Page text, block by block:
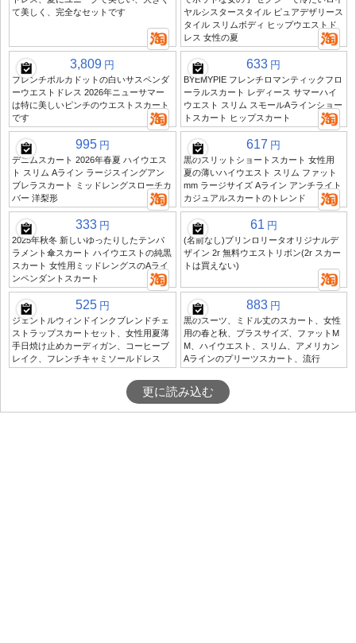
て美しく、完全なセットです
ヤルシスタースタイル ピュアデザリース
タイル スリムボディ ヒップウエストド
レス 女性の夏
3,809 円
フレンチポルカドットの白いサスペンダ
ーウエストドレス 2026年ニューサマー
は特に美しいピンチのウエストスカート
です
633 円
BYEMYPIE フレンチロマンティックフロ
ーラルスカート レディース サマーハイ
ウエスト スリム スモールAラインショー
トスカート ヒップスカート
995 円
デニムスカート 2026年春夏 ハイウエス
ト スリム Aライン ラージスイングアン
ブレラスカート ミッドレングスローチカ
バー 洋梨形
617 円
黒のスリットショートスカート 女性用
夏の薄いハイウエスト スリム ファット
mm ラージサイズ Aライン アンチライト
カジュアルスカートのトレンド
333 円
2025年秋冬 新しいゆったりしたテンパ
ラメント傘スカート ハイウエストの純黒
スカート 女性用ミッドレングスのAライ
ンペンダントスカート
61 円
(名前なし)プリンロリータオリジナルデ
ザイン 2r 無料ウエストリボン(2r スカー
トは買えない)
525 円
ジェントルウィンドインクブレンドチェ
ストラップスカートセット、女性用夏薄
手日焼け止めカーディガン、コーヒーブ
レイク、フレンチキャミソールドレス
883 円
黒のスーツ、ミドル丈のスカート、女性
用の春と秋、プラスサイズ、ファットM
M、ハイウエスト、スリム、アメリカン
Aラインのプリーツスカート、流行
更に読み込む